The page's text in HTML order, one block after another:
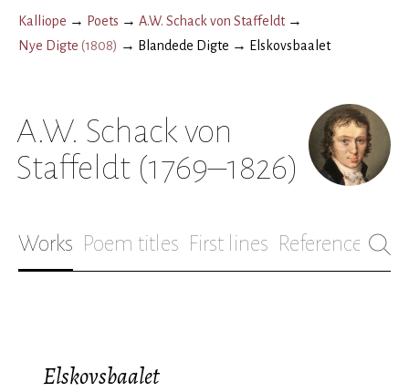
Kalliope → Poets → A.W. Schack von Staffeldt→
Nye Digte (1808) → Blandede Digte → Elskovsbaalet
A.W. Schack von
Staffeldt (1769–1826)
Works Poem titles First lines References
Elskovsbaalet